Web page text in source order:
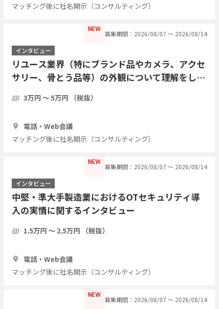
マッチング後に社名開示（コンサルティング）
NEW
募集期間：2026/08/07 〜 2026/08/14
インタビュー
リユース業界（特にブランド品やカメラ、アクセ
サリー、骨とう品等）の外観について理解をした
3万円 〜 5万円 （税抜）
電話・Web会議
マッチング後に社名開示（コンサルティング）
NEW
募集期間：2026/08/07 〜 2026/08/14
インタビュー
中堅・準大手製造業におけるOTセキュリティ導
入の実情に関するインタビュー
1.5万円 〜 2.5万円 （税抜）
電話・Web会議
マッチング後に社名開示（コンサルティング）
NEW
募集期間：2026/08/07 〜 2026/08/14